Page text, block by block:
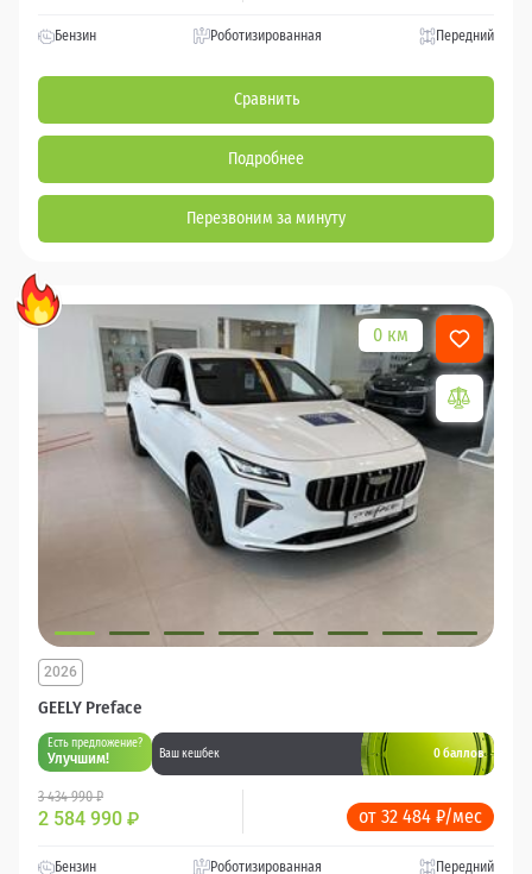
Бензин Роботизированная Передний
Сравнить
Подробнее
Перезвоним за минуту
0 км
GEELY Preface
2026
Есть предложение?
Улучшим! Ваш кешбек 0 баллов
3 434 990 ₽
2 584 990 ₽ от 32 484 ₽/мес
Бензин Роботизированная Передний